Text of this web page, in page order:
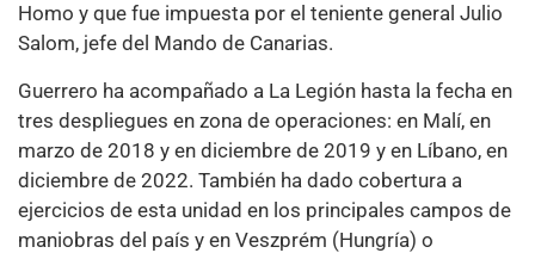
Homo y que fue impuesta por el teniente general Julio
Salom, jefe del Mando de Canarias.
Guerrero ha acompañado a La Legión hasta la fecha en
tres despliegues en zona de operaciones: en Malí, en
marzo de 2018 y en diciembre de 2019 y en Líbano, en
diciembre de 2022. También ha dado cobertura a
ejercicios de esta unidad en los principales campos de
maniobras del país y en Veszprém (Hungría) o